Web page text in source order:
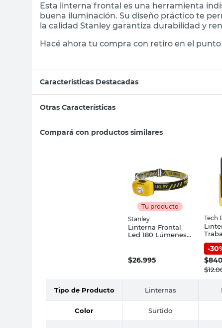
Esta linterna frontal es una herramienta
buena iluminación. Su diseño práctico te
la calidad Stanley garantiza durabilidad y
Hacé ahora tu compra con retiro en el
Características Destacadas
Otras Características
Compará con productos similares
Tu producto
Stanley
Linterna Frontal
Led 180 Lúmenes
$26.995
Tech
Base
Bay
-30
$
$
Tipo de Producto Linternas
Color Surtido